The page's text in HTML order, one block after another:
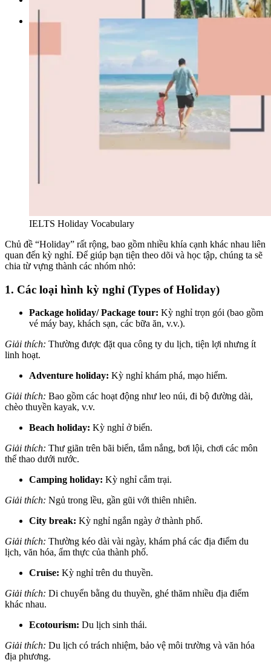
Tìm kiếm:
IELTS Holiday Vocabulary
Chủ đề “Holiday” rất rộng, bao gồm nhiều khía cạnh khác nhau liên
quan đến kỳ nghỉ. Để giúp bạn tiện theo dõi và học tập, chúng ta sẽ
chia từ vựng thành các nhóm nhỏ:
1. Các loại hình kỳ nghỉ (Types of Holiday)
Package holiday/ Package tour: Kỳ nghỉ trọn gói (bao gồm
vé máy bay, khách sạn, các bữa ăn, v.v.).
Giải thích: Thường được đặt qua công ty du lịch, tiện lợi nhưng ít
linh hoạt.
Adventure holiday: Kỳ nghỉ khám phá, mạo hiểm.
Giải thích: Bao gồm các hoạt động như leo núi, đi bộ đường dài,
chèo thuyền kayak, v.v.
Beach holiday: Kỳ nghỉ ở biển.
Giải thích: Thư giãn trên bãi biển, tắm nắng, bơi lội, chơi các môn
thể thao dưới nước.
Camping holiday: Kỳ nghỉ cắm trại.
Giải thích: Ngủ trong lều, gần gũi với thiên nhiên.
City break: Kỳ nghỉ ngắn ngày ở thành phố.
Giải thích: Thường kéo dài vài ngày, khám phá các địa điểm du
lịch, văn hóa, ẩm thực của thành phố.
Cruise: Kỳ nghỉ trên du thuyền.
Giải thích: Di chuyển bằng du thuyền, ghé thăm nhiều địa điểm
khác nhau.
Ecotourism: Du lịch sinh thái.
Giải thích: Du lịch có trách nhiệm, bảo vệ môi trường và văn hóa
địa phương.